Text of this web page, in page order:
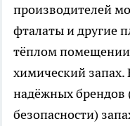
производителей
фталаты и другие
тёплом
химический запах.
надёжных брендов
безопасности)